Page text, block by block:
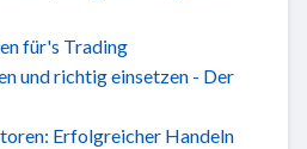
für's Trading
und richtig einsetzen - Der
Erfolgreicher Handeln